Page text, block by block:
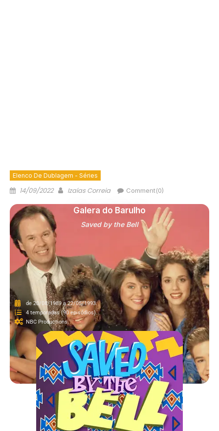
Elenco De Dublagem - Séries
14/09/2022 Izaías Correia Comment(0)
Saved by the Bell
Galera do Barulho
de 20/08/1989 a 22/05/1993.
4 temporadas (90 episódios).
NBC Productions.